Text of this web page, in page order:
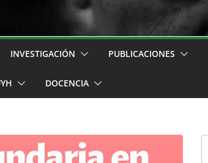
INVESTIGACIÓN PUBLICACIONES
DOCENCIA